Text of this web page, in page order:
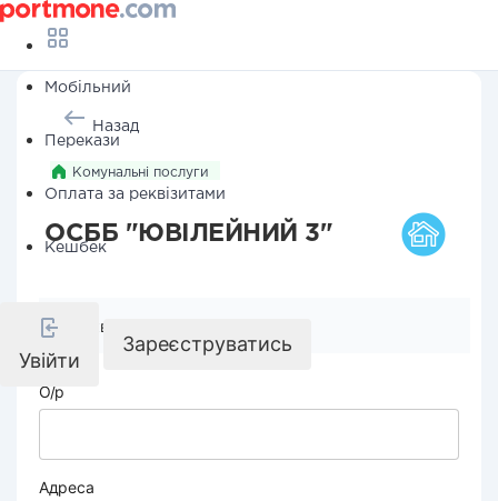
Мобільний
Перекази
Оплата за реквізитами
Кешбек
Увійти
Зареєструватись
Назад
Комунальні послуги
ОСББ "ЮВІЛЕЙНИЙ 3"
Реквізити компанії
О/р
Адреса